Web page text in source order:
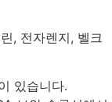
, 전자렌지, 벨크
있습니다.